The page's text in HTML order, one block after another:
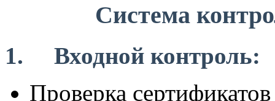
Система
1.
Входной контроль:
Проверка